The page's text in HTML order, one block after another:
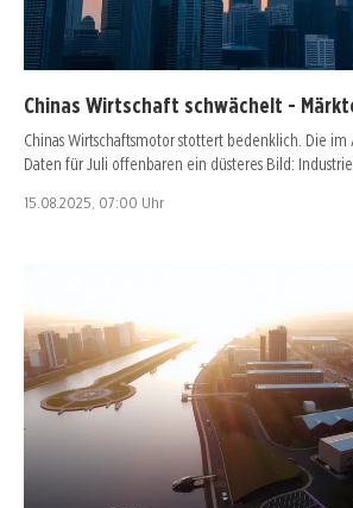
Chinas Wirtschaft schwächelt -
Chinas Wirtschaftsmotor stottert bedenklich. Die
Daten für Juli offenbaren ein düsteres Bild:
15.08.2025, 07:00 Uhr